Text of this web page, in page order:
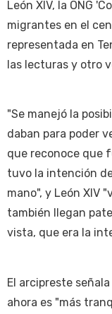
León XIV, la ONG
migrantes en el
representada en
las lecturas y otro
"Se manejó la
daban para poder
que reconoce que
tuvo la intención
mano", y León XIV
también llegan
vista, que era la
El arcipreste
ahora es "más